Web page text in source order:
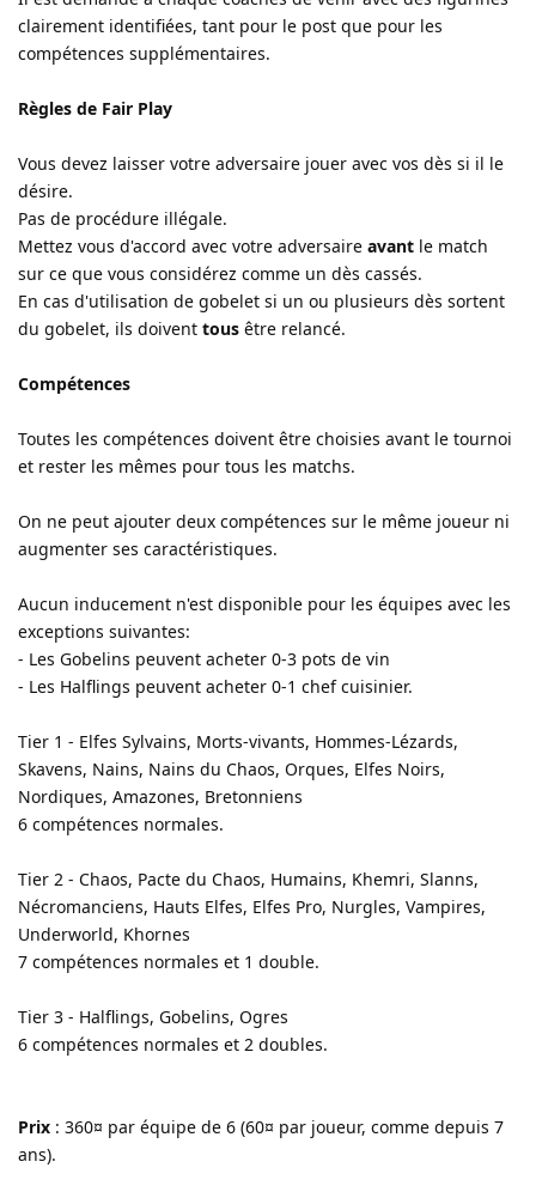
clairement identifiées, tant pour le post que pour les
compétences supplémentaires.
Règles de Fair Play
Vous devez laisser votre adversaire jouer avec vos dès si il le
désire.
Pas de procédure illégale.
Mettez vous d'accord avec votre adversaire avant le match
sur ce que vous considérez comme un dès cassés.
En cas d'utilisation de gobelet si un ou plusieurs dès sortent
du gobelet, ils doivent tous être relancé.
Compétences
Toutes les compétences doivent être choisies avant le tournoi
et rester les mêmes pour tous les matchs.
On ne peut ajouter deux compétences sur le même joueur ni
augmenter ses caractéristiques.
Aucun inducement n'est disponible pour les équipes avec les
exceptions suivantes:
- Les Gobelins peuvent acheter 0-3 pots de vin
- Les Halflings peuvent acheter 0-1 chef cuisinier.
Tier 1 - Elfes Sylvains, Morts-vivants, Hommes-Lézards,
Skavens, Nains, Nains du Chaos, Orques, Elfes Noirs,
Nordiques, Amazones, Bretonniens
6 compétences normales.
Tier 2 - Chaos, Pacte du Chaos, Humains, Khemri, Slanns,
Nécromanciens, Hauts Elfes, Elfes Pro, Nurgles, Vampires,
Underworld, Khornes
7 compétences normales et 1 double.
Tier 3 - Halflings, Gobelins, Ogres
6 compétences normales et 2 doubles.
Prix : 360¤ par équipe de 6 (60¤ par joueur, comme depuis 7
ans).